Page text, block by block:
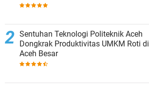
Sentuhan Teknologi Politeknik Aceh
Dongkrak Produktivitas UMKM Roti di
Aceh Besar